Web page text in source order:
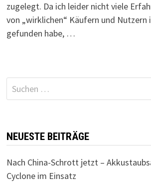
zugelegt. Da ich leider nicht viele
von „wirklichen“ Käufern und
gefunden habe, …
Suchen
nach:
NEUESTE BEITRÄGE
Nach China-Schrott jetzt –
Cyclone im Einsatz